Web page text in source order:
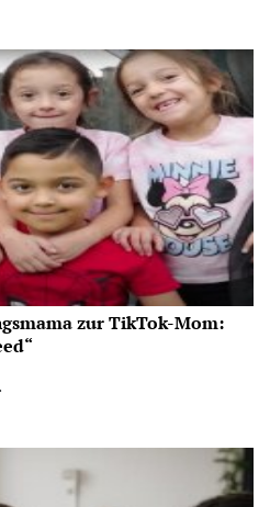
zur TikTok-Mom: